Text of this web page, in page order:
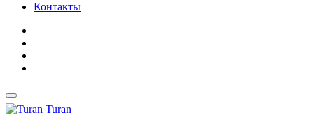
Контакты
Turan